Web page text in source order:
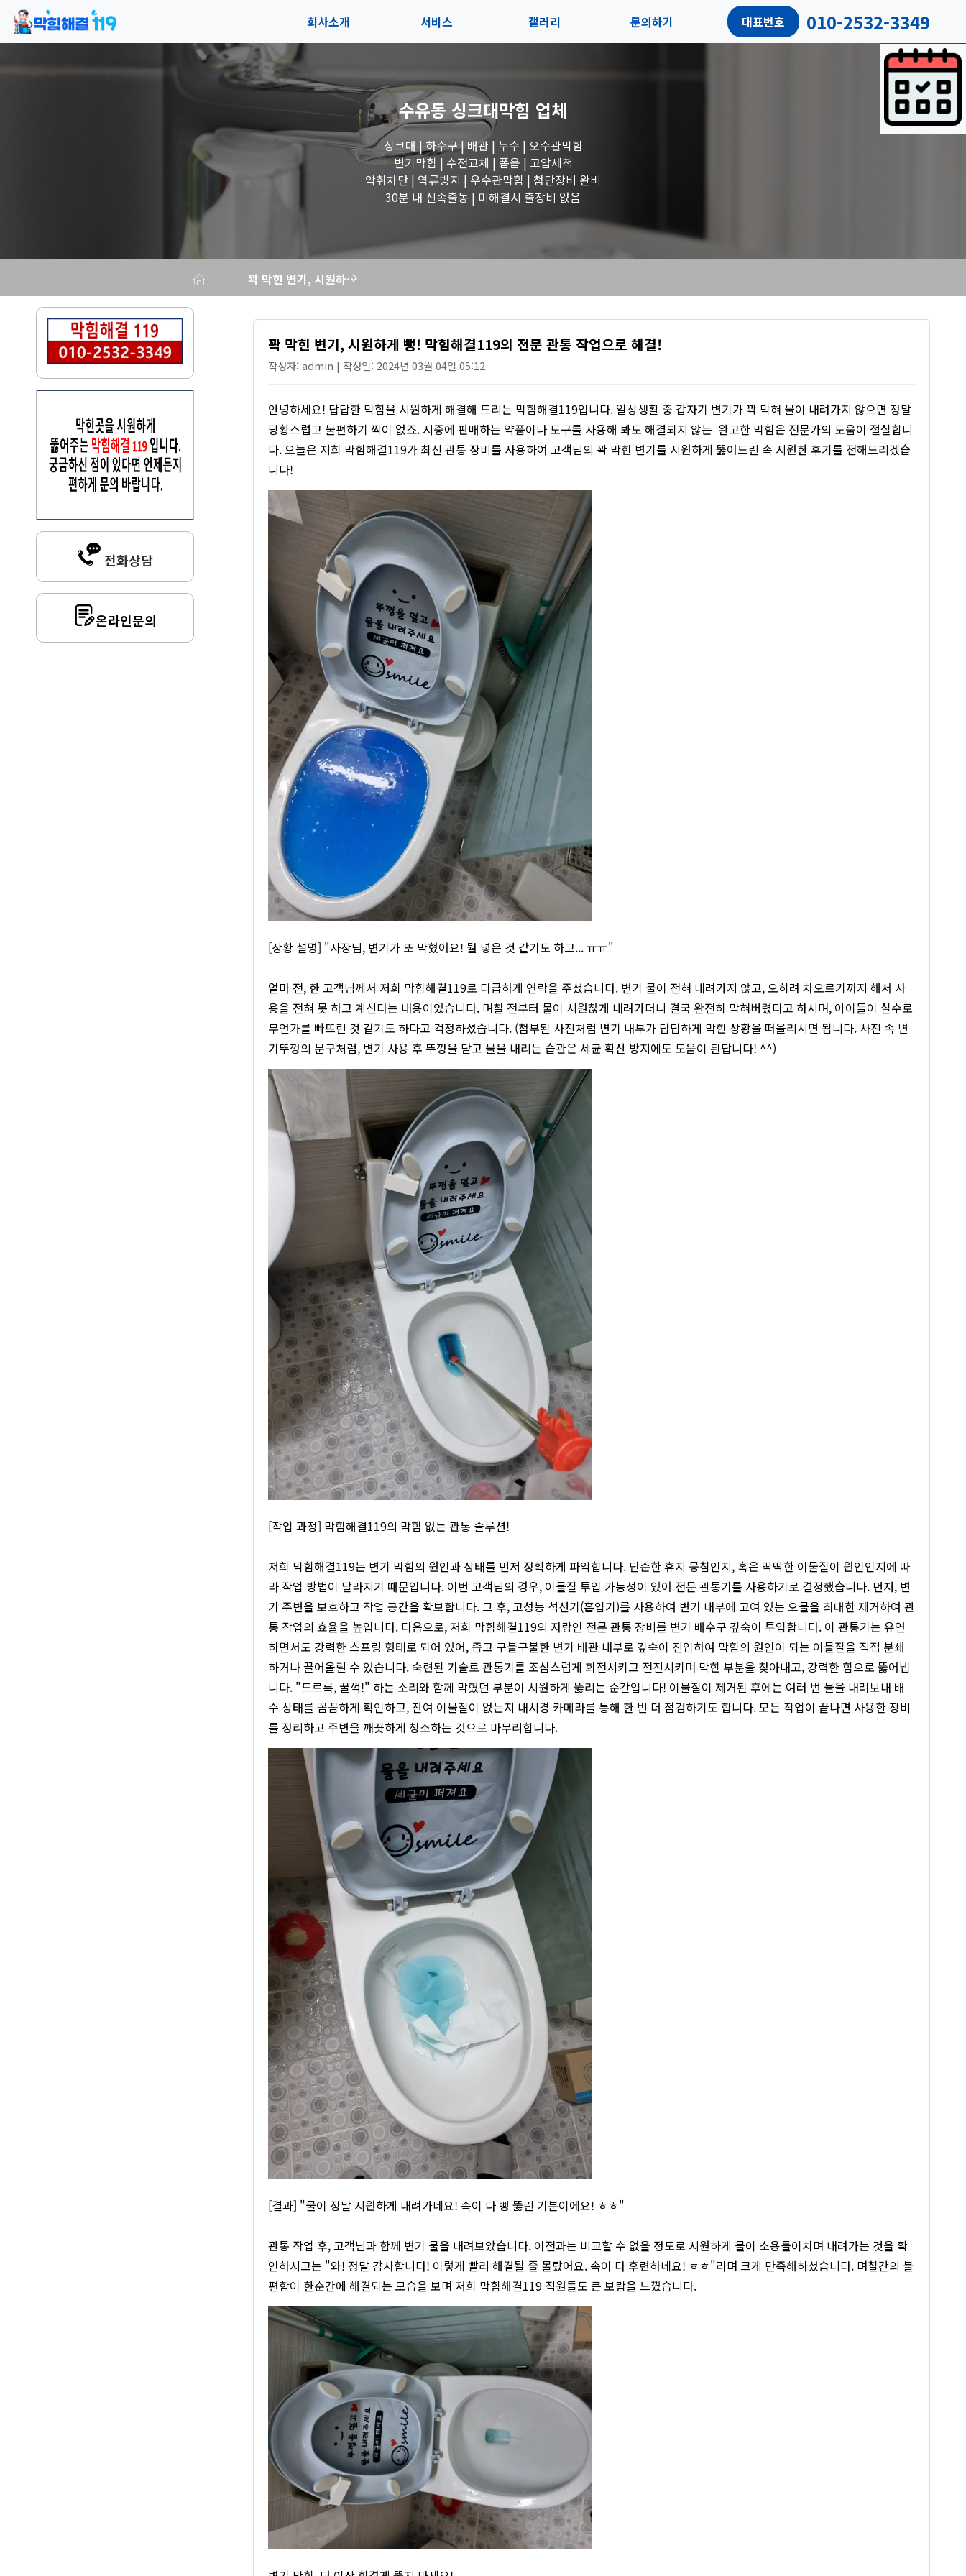
회사소개
오시는길
서비스
블로그
갤러리
수도꼭지 작업
세면대 작업
변기 작업
하수구 작업
문의하기 대표번호 010-2532-3349
수유동 싱크대막힘 업체
싱크대 | 하수구 | 배관 | 누수 | 오수관막힘
변기막힘 | 수전교체 | 폽옵 | 고압세척
악취차단 | 역류방지 | 우수관막힘 | 첨단장비 완비
30분 내 신속출동 | 미해결시 출장비 없음
꽉 막힌 변기, 시원하게 뻥! 막힘해결119의 전문 관통 작업으로 해결!
전화상담
온라인문의
꽉 막힌 변기, 시원하게 뻥! 막힘해결119의 전문 관통 작업으로 해결!
작성자: admin | 작성일: 2024년 03월 04일 05:12
안녕하세요! 답답한 막힘을 시원하게 해결해 드리는 막힘해결119입니다. 일상생활 중 갑자기 변기가 꽉 막혀 물이 내려가지 않으면 정말
당황스럽고 불편하기 짝이 없죠. 시중에 판매하는 약품이나 도구를 사용해 봐도 해결되지 않는 완고한 막힘은 전문가의 도움이 절실합니
다. 오늘은 저희 막힘해결119가 최신 관통 장비를 사용하여 고객님의 꽉 막힌 변기를 시원하게 뚫어드린 속 시원한 후기를 전해드리겠습
니다!
[상황 설명] "사장님, 변기가 또 막혔어요! 뭘 넣은 것 같기도 하고... ㅠㅠ"
얼마 전, 한 고객님께서 저희 막힘해결119로 다급하게 연락을 주셨습니다. 변기 물이 전혀 내려가지 않고, 오히려 차오르기까지 해서 사
용을 전혀 못 하고 계신다는 내용이었습니다. 며칠 전부터 물이 시원찮게 내려가더니 결국 완전히 막혀버렸다고 하시며, 아이들이 실수로
무언가를 빠뜨린 것 같기도 하다고 걱정하셨습니다. (첨부된 사진처럼 변기 내부가 답답하게 막힌 상황을 떠올리시면 됩니다. 사진 속 변
기뚜껑의 문구처럼, 변기 사용 후 뚜껑을 닫고 물을 내리는 습관은 세균 확산 방지에도 도움이 된답니다! ^^)
[작업 과정] 막힘해결119의 막힘 없는 관통 솔루션!
저희 막힘해결119는 변기 막힘의 원인과 상태를 먼저 정확하게 파악합니다. 단순한 휴지 뭉침인지, 혹은 딱딱한 이물질이 원인인지에 따
라 작업 방법이 달라지기 때문입니다. 이번 고객님의 경우, 이물질 투입 가능성이 있어 전문 관통기를 사용하기로 결정했습니다. 먼저, 변
기 주변을 보호하고 작업 공간을 확보합니다. 그 후, 고성능 석션기(흡입기)를 사용하여 변기 내부에 고여 있는 오물을 최대한 제거하여 관
통 작업의 효율을 높입니다. 다음으로, 저희 막힘해결119의 자랑인 전문 관통 장비를 변기 배수구 깊숙이 투입합니다. 이 관통기는 유연
하면서도 강력한 스프링 형태로 되어 있어, 좁고 구불구불한 변기 배관 내부로 깊숙이 진입하여 막힘의 원인이 되는 이물질을 직접 분쇄
하거나 끌어올릴 수 있습니다. 숙련된 기술로 관통기를 조심스럽게 회전시키고 전진시키며 막힌 부분을 찾아내고, 강력한 힘으로 뚫어냅
니다. "드르륵, 꿀꺽!" 하는 소리와 함께 막혔던 부분이 시원하게 뚫리는 순간입니다! 이물질이 제거된 후에는 여러 번 물을 내려보내 배
수 상태를 꼼꼼하게 확인하고, 잔여 이물질이 없는지 내시경 카메라를 통해 한 번 더 점검하기도 합니다. 모든 작업이 끝나면 사용한 장비
를 정리하고 주변을 깨끗하게 청소하는 것으로 마무리합니다.
[결과] "물이 정말 시원하게 내려가네요! 속이 다 뻥 뚫린 기분이에요! ㅎㅎ"
관통 작업 후, 고객님과 함께 변기 물을 내려보았습니다. 이전과는 비교할 수 없을 정도로 시원하게 물이 소용돌이치며 내려가는 것을 확
인하시고는 "와! 정말 감사합니다! 이렇게 빨리 해결될 줄 몰랐어요. 속이 다 후련하네요! ㅎㅎ"라며 크게 만족해하셨습니다. 며칠간의 불
편함이 한순간에 해결되는 모습을 보며 저희 막힘해결119 직원들도 큰 보람을 느꼈습니다.